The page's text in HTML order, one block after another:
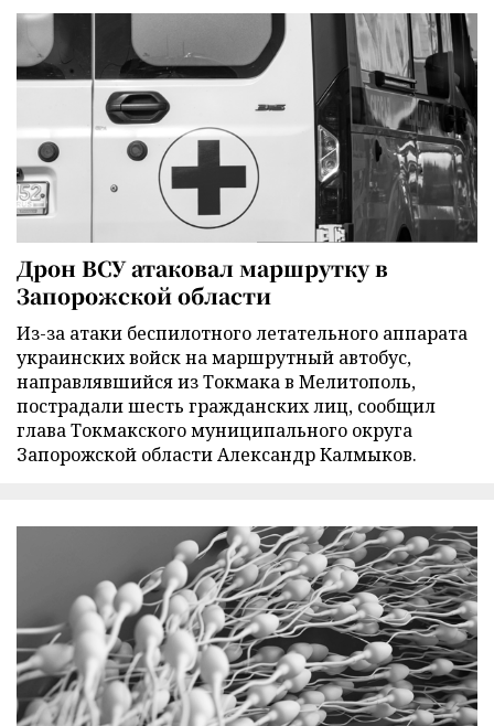
Дрон ВСУ атаковал маршрутку в
Запорожской области
Из-за атаки беспилотного летательного аппарата
украинских войск на маршрутный автобус,
направлявшийся из Токмака в Мелитополь,
пострадали шесть гражданских лиц, сообщил
глава Токмакского муниципального округа
Запорожской области Александр Калмыков.